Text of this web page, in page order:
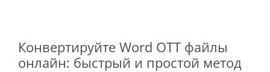
Конвертируйте Word OTT файлы
онлайн: быстрый и простой метод